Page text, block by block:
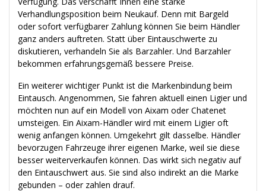
Verhandlungsposition beim Neukauf. Denn mit Bargeld
oder sofort verfügbarer Zahlung können Sie beim Händler
ganz anders auftreten. Statt über Eintauschwerte zu
diskutieren, verhandeln Sie als Barzahler. Und Barzahler
bekommen erfahrungsgemäß bessere Preise.
Ein weiterer wichtiger Punkt ist die Markenbindung beim
Eintausch. Angenommen, Sie fahren aktuell einen Ligier und
möchten nun auf ein Modell von Aixam oder Chatenet
umsteigen. Ein Aixam-Händler wird mit einem Ligier oft
wenig anfangen können. Umgekehrt gilt dasselbe. Händler
bevorzugen Fahrzeuge ihrer eigenen Marke, weil sie diese
besser weiterverkaufen können. Das wirkt sich negativ auf
den Eintauschwert aus. Sie sind also indirekt an die Marke
gebunden – oder zahlen drauf.